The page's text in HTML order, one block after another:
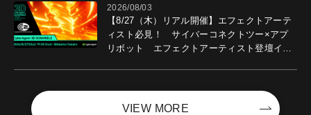
2026/08/03
【8/27（木）リアル開催】エフェクトアーテ
ィスト必見！ サイバーコネクトツー×アプ
リボット エフェクトアーティスト登壇イベ
VIEW MORE